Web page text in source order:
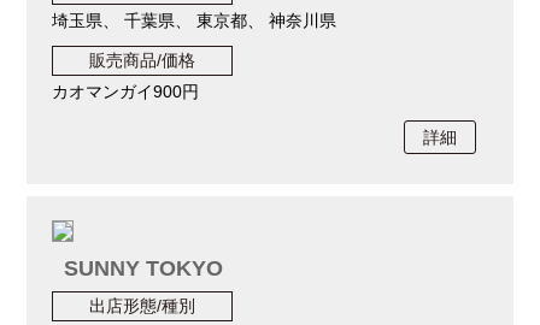
埼玉県、 千葉県、 東京都、 神奈川県
販売商品/価格
カオマンガイ900円
詳細
SUNNY TOKYO
出店形態/種別